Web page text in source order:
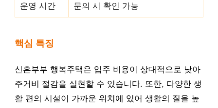
운영 시간 문의 시 확인 가능
핵심 특징
신혼부부 행복주택은 입주 비용이 상대적으로 낮아
주거비 절감을 실현할 수 있습니다. 또한, 다양한 생
활 편의 시설이 가까운 위치에 있어 생활의 질을 높